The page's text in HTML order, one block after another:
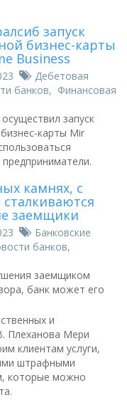
запуск
бизнес-карты
Business
Дебетовая
банков, Финансовая
запуск
карты Mir
камнях, с
заемщики
Банковские
банков,
заемщиком
банк может его
и
Плеханова Мери
клиентам услуги,
штрафными
которые можно